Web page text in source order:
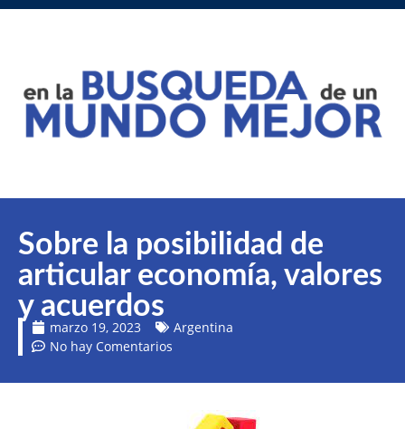
Sobre la posibilidad de
articular economía, valores
y acuerdos
marzo 19, 2023
Argentina
No hay Comentarios